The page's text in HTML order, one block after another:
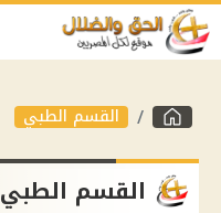
القسم الطبي
القسم الطبي